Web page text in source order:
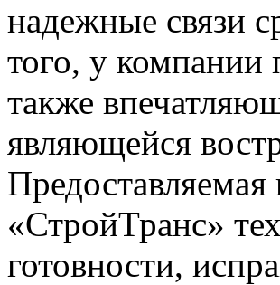
надежные связи
того, у компании
также
являющейся
«СтройТранс»
готовности,